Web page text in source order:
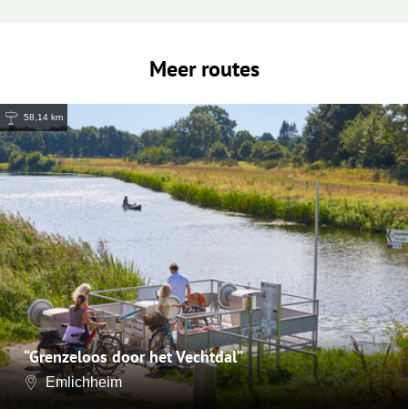
Meer routes
58,14 km
“Grenzeloos door het Vechtdal”
Emlichheim